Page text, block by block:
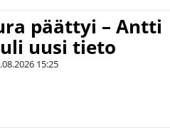
päättyi – Antti
uusi tieto
15:25